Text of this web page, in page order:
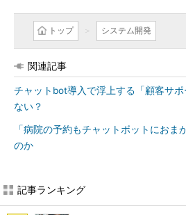
トップ システム開発
関連記事
チャットbot導入で浮上する「顧客サ
ない？
「病院の予約もチャットボットにおま
のか
記事ランキング